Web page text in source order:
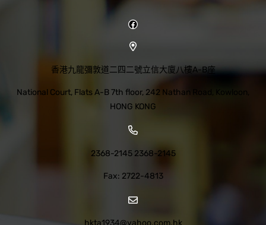
香港九龍彌敦道二四二號立信大廈八樓A-B座
National Court, Flats A-B 7th floor, 242 Nathan Road, Kowloon,
HONG KONG
2368-2145 2368-2145
Fax: 2722-4813